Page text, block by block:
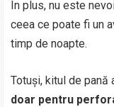
În plus, nu este
ceea ce poate fi un
timp de noapte.
Totuși, kitul de pană
doar pentru